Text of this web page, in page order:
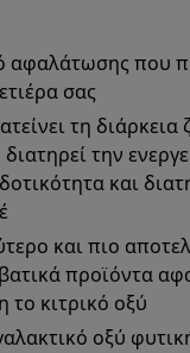
αφαλάτωσης που
σας
τη
διατηρεί την
και
και πιο
προϊόντα
το κιτρικό οξύ
οξύ